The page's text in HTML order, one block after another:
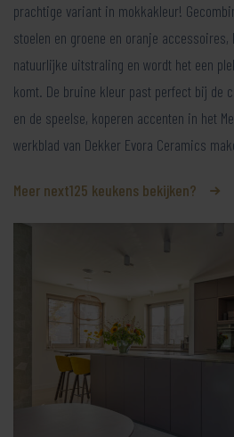
prachtige variant in mokkakleur!
stoelen en groene en oranje
natuurlijke uitstraling en wordt het een
komt. De bruine kleur past perfect bij de
en de speelse, koperen accenten in het
werkblad van Dekker Evora Ceramics
Meer next125 keukens bekijken?